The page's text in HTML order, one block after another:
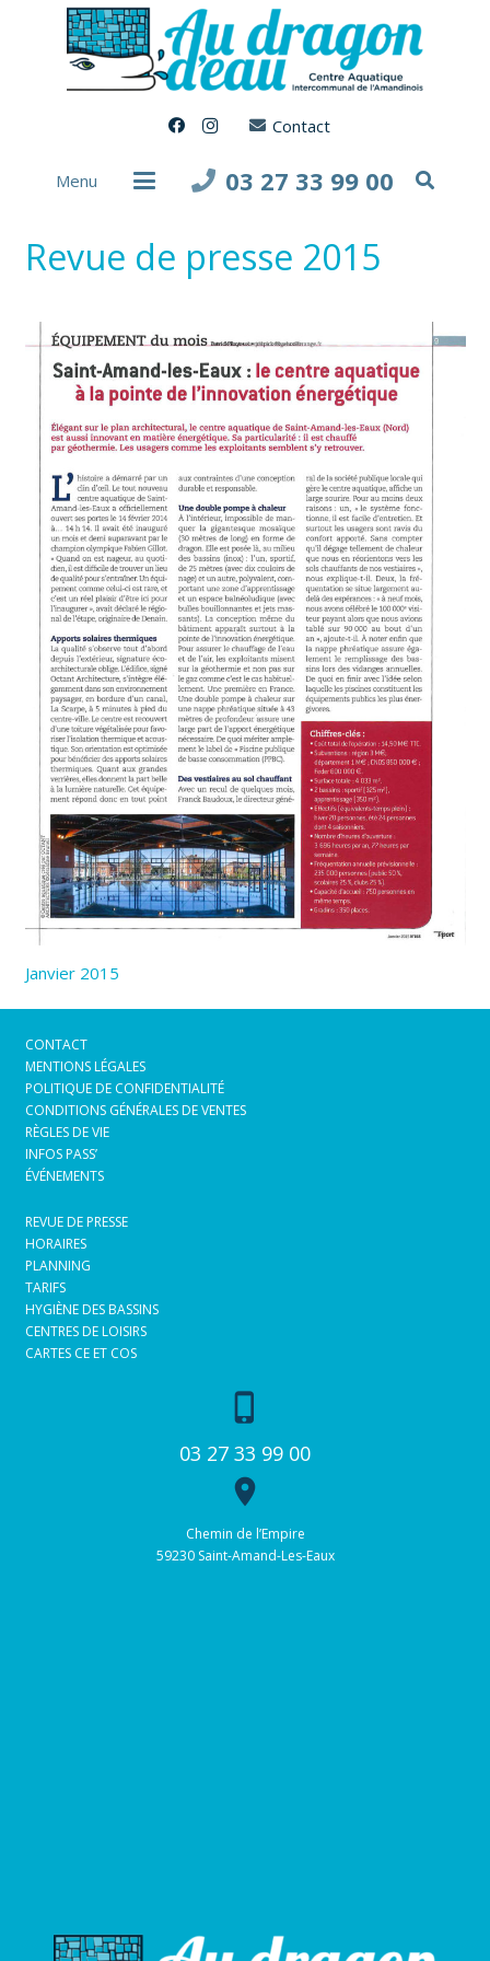
Contact
Menu 03 27 33 99 00
Revue de presse 2015
Janvier 2015
CONTACT
MENTIONS LÉGALES
POLITIQUE DE CONFIDENTIALITÉ
CONDITIONS GÉNÉRALES DE VENTES
RÈGLES DE VIE
INFOS PASS’
ÉVÉNEMENTS
REVUE DE PRESSE
HORAIRES
PLANNING
TARIFS
HYGIÈNE DES BASSINS
CENTRES DE LOISIRS
CARTES CE ET COS
phone_iphone
03 27 33 99 00
place
Chemin de l’Empire
59230 Saint-Amand-Les-Eaux